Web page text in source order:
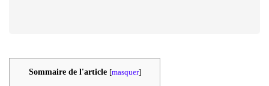
Sommaire de l'article [masquer]